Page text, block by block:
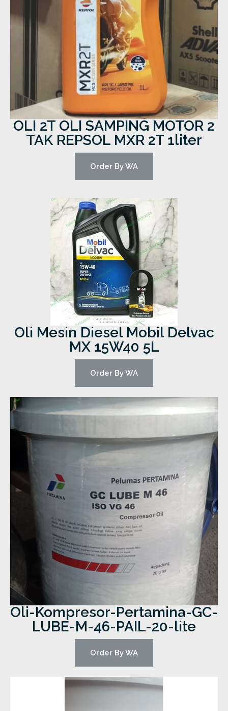
OLI 2T OLI SAMPING MOTOR 2
TAK REPSOL MXR 2T 1liter
Order By WA
Oli Mesin Diesel Mobil Delvac
MX 15W40 5L
Order By WA
Oli-Kompresor-Pertamina-GC-
LUBE-M-46-PAIL-20-lite
Order By WA